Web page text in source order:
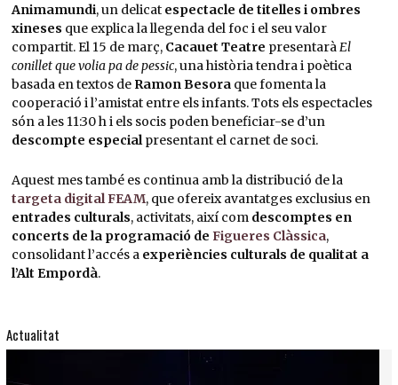
Animamundi, un delicat espectacle de titelles i ombres
xineses que explica la llegenda del foc i el seu valor
compartit. El 15 de març, Cacauet Teatre presentaràEl
conillet que volia pa de pessic, una història tendra i poètica
basada en textos de Ramon Besoraque fomenta la
cooperació i l’amistat entre els infants. Tots els espectacles
són a les 11:30 h i els socis poden beneficiar-se d’un
descompte especialpresentant el carnet de soci.
Aquest mes també es continua amb la distribució de la
targeta digital FEAM, que ofereix avantatges exclusius en
entrades culturals, activitats, així com descomptes en
concerts de la programació de Figueres Clàssica,
consolidant l’accés a experiències culturals de qualitat a
l’Alt Empordà.
Actualitat